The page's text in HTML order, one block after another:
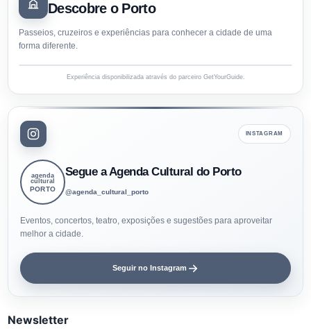
Descobre o Porto
Passeios, cruzeiros e experiências para conhecer a cidade de uma
forma diferente.
Experiência disponibilizada através do parceiro GetYourGuide.
INSTAGRAM
agenda
cultural
PORTO
Segue a Agenda Cultural do Porto
@agenda_cultural_porto
Eventos, concertos, teatro, exposições e sugestões para aproveitar
melhor a cidade.
Seguir no Instagram
Newsletter